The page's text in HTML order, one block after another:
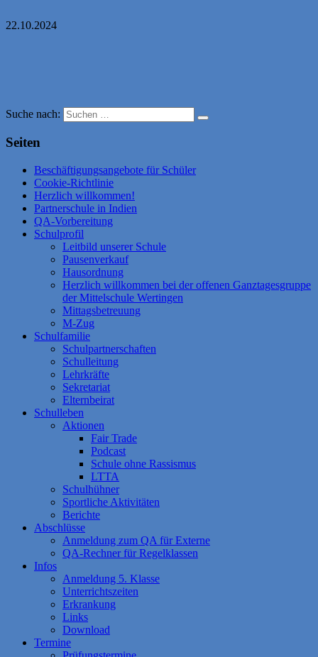
22.10.2024
Suche nach:
Seiten
Beschäftigungsangebote für Schüler
Cookie-Richtlinie
Herzlich willkommen!
Partnerschule in Indien
QA-Vorbereitung
Schulprofil
Leitbild unserer Schule
Pausenverkauf
Hausordnung
Herzlich willkommen bei der offenen Ganztagesgruppe
der Mittelschule Wertingen
Mittagsbetreuung
M-Zug
Schulfamilie
Schulpartnerschaften
Schulleitung
Lehrkräfte
Sekretariat
Elternbeirat
Schulleben
Aktionen
Fair Trade
Podcast
Schule ohne Rassismus
LTTA
Schulhühner
Sportliche Aktivitäten
Berichte
Abschlüsse
Anmeldung zum QA für Externe
QA-Rechner für Regelklassen
Infos
Anmeldung 5. Klasse
Unterrichtszeiten
Erkrankung
Links
Download
Termine